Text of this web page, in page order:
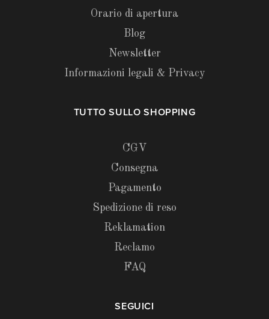
Orario di apertura
Blog
Newsletter
Informazioni legali & Privacy
TUTTO SULLO SHOPPING
CGV
Consegna
Pagamento
Spedizione di reso
Reklamation
Reclamo
FAQ
SEGUICI